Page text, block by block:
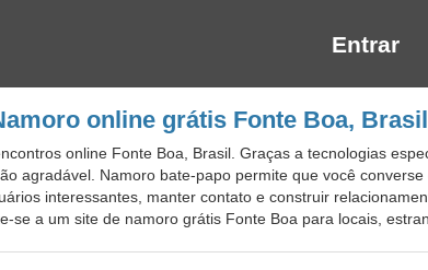
Entrar
online grátis Fonte Boa, Brasil
online Fonte Boa, Brasil. Graças a tecnologias
agradável. Namoro bate-papo permite que você
interessantes, manter contato e construir
se a um site de namoro grátis Fonte Boa para locais,